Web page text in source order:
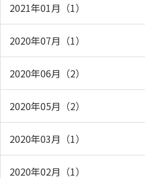
2021年01月（1）
2020年07月（1）
2020年06月（2）
2020年05月（2）
2020年03月（1）
2020年02月（1）